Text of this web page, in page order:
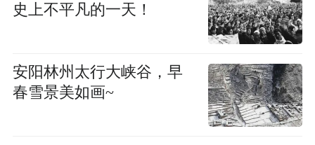
史上不平凡的一天！
安阳林州太行大峡谷，早
春雪景美如画~